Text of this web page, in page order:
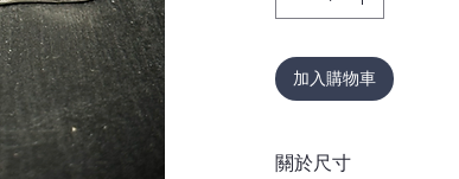
加入購物車
關於尺寸